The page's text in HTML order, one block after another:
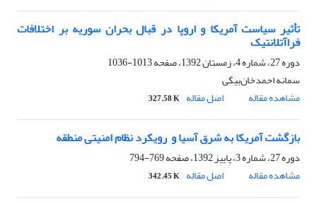
تأثیر سیاست‌ آمریکا و اروپا در قبال بحران سوریه بر اختلافات
فراآتلانتیک
دوره 27، شماره 4، زمستان 1392، صفحه
1013-1036
سمانه احمدخان‌بیگی
مشاهده مقاله
اصل مقاله 327.58 K
بازگشت آمریکا به شرق آسیا و ‏ رویکرد نظام امنیتی منطقه ‏
دوره 27، شماره 3، پاییز 1392، صفحه
769-794
مشاهده مقاله
اصل مقاله 342.45 K